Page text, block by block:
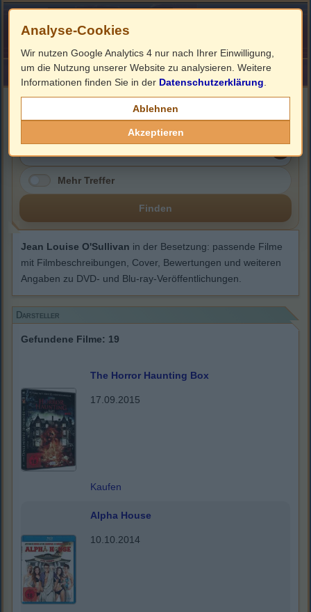
HOME ImpressumLinks
Jean Louise O'Sullivan
Mehr Treffer
Finden
Jean Louise O'Sullivan in der Besetzung: passende Filme
mit Filmbeschreibungen, Cover, Bewertungen und weiteren
Angaben zu DVD- und Blu-ray-Veröffentlichungen.
Darsteller
Gefundene Filme: 19
The Horror Haunting Box
17.09.2015
Kaufen
Alpha House
10.10.2014
Analyse-Cookies
Wir nutzen Google Analytics 4 nur nach Ihrer Einwilligung,
um die Nutzung unserer Website zu analysieren. Weitere
Informationen finden Sie in der Datenschutzerklärung
Ablehnen
Akzeptieren